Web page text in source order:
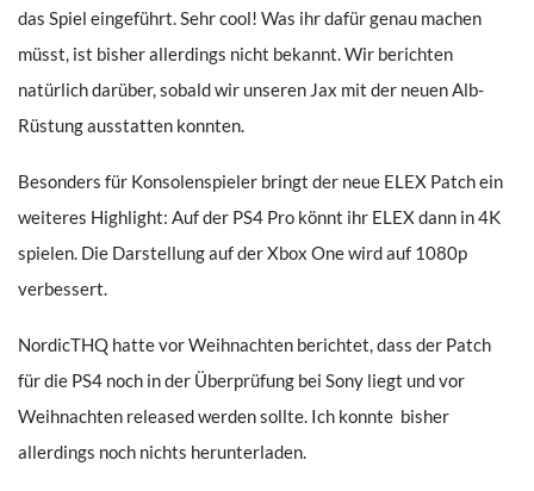
das Spiel eingeführt. Sehr cool! Was ihr dafür genau machen
müsst, ist bisher allerdings nicht bekannt. Wir berichten
natürlich darüber, sobald wir unseren Jax mit der neuen Alb-
Rüstung ausstatten konnten.
Besonders für Konsolenspieler bringt der neue ELEX Patch ein
weiteres Highlight: Auf der PS4 Pro könnt ihr ELEX dann in 4K
spielen. Die Darstellung auf der Xbox One wird auf 1080p
verbessert.
NordicTHQ hatte vor Weihnachten berichtet, dass der Patch
für die PS4 noch in der Überprüfung bei Sony liegt und vor
Weihnachten released werden sollte. Ich konnte bisher
allerdings noch nichts herunterladen.